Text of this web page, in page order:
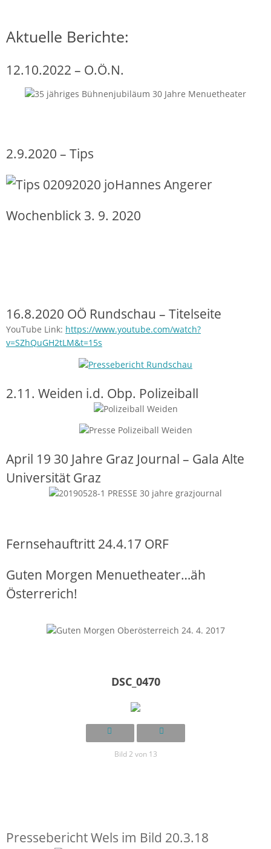
Aktuelle Berichte:
12.10.2022 – O.Ö.N.
2.9.2020 – Tips
Wochenblick 3. 9. 2020
16.8.2020 OÖ Rundschau – Titelseite
YouTube Link: https://www.youtube.com/watch?
v=SZhQuGH2tLM&t=15s
2.11. Weiden i.d. Obp. Polizeiball
April 19 30 Jahre Graz Journal – Gala Alte
Universität Graz
Fernsehauftritt 24.4.17 ORF
Guten Morgen Menuetheater…äh
Österrerich!
DSC_0470
Bild 2 von 13
Pressebericht Wels im Bild 20.3.18